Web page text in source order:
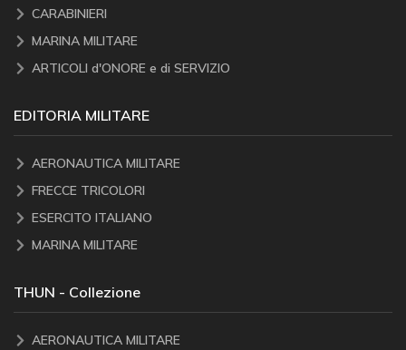
CARABINIERI
MARINA MILITARE
ARTICOLI d'ONORE e di SERVIZIO
EDITORIA MILITARE
AERONAUTICA MILITARE
FRECCE TRICOLORI
ESERCITO ITALIANO
MARINA MILITARE
THUN - Collezione
AERONAUTICA MILITARE